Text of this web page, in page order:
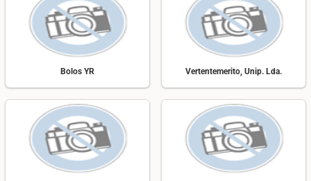
Bolos YR Vertentemerito, Unip. Lda.